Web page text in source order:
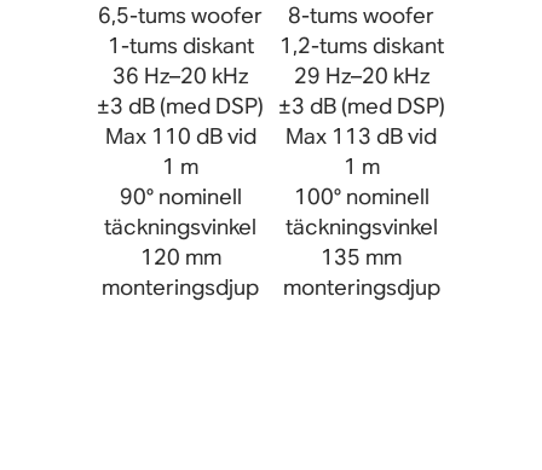
6,5-tums woofer
1-tums diskant
36 Hz–20 kHz
±3 dB (med DSP)
Max 110 dB vid
1 m
90° nominell
täckningsvinkel
120 mm
monteringsdjup
8-tums woofer
1,2-tums diskant
29 Hz–20 kHz
±3 dB (med DSP)
Max 113 dB vid
1 m
100° nominell
täckningsvinkel
135 mm
monteringsdjup